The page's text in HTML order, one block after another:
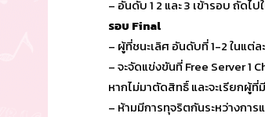
– อันดับ 1 2 และ 3 เข้ารอบ ถัด
รอบ Final
– ผู้ที่ชนะเลิศ อันดับที่ 1-2 ในแต่
– จะจัดแข่งขันที่ Free Server 1
หากไม่มาตัดสิทธิ์ และจะเรียกผู้
– ห้ามมีการทุจริตกันระหว่างกา